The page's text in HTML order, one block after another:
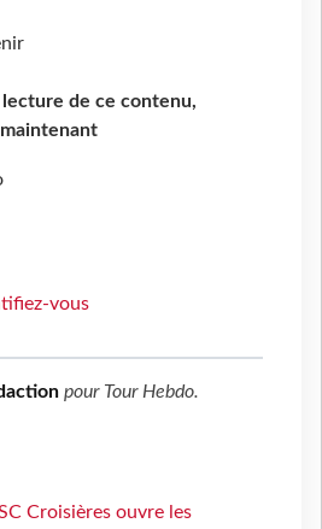
de ce contenu,
vous
pour Tour Hebdo.
Croisières ouvre les